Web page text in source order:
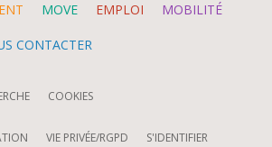
MOVE EMPLOI MOBILITÉ
CONTACTER
COOKIES
VIE PRIVÉE/RGPD S'IDENTIFIER